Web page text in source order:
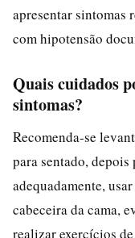
apresentar sintomas
com hipotensão
Quais cuidados
sintomas?
Recomenda-se
para sentado, depois
adequadamente,
cabeceira da cama,
realizar exercícios